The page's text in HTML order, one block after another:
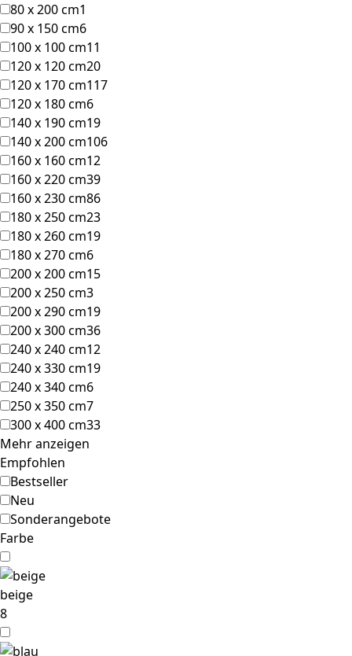
80 x 200 cm1
90 x 150 cm6
100 x 100 cm11
120 x 120 cm20
120 x 170 cm117
120 x 180 cm6
140 x 190 cm19
140 x 200 cm106
160 x 160 cm12
160 x 220 cm39
160 x 230 cm86
180 x 250 cm23
180 x 260 cm19
180 x 270 cm6
200 x 200 cm15
200 x 250 cm3
200 x 290 cm19
200 x 300 cm36
240 x 240 cm12
240 x 330 cm19
240 x 340 cm6
250 x 350 cm7
300 x 400 cm33
Mehr anzeigen
Empfohlen
Bestseller
Neu
Sonderangebote
Farbe
beige
8